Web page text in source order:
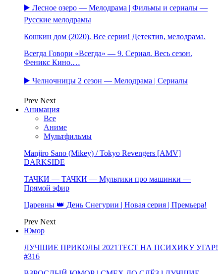
▶️ Лесное озеро — Мелодрама | Фильмы и сериалы —
Русские мелодрамы
Кошкин дом (2020). Все серии! Детектив, мелодрама.
Всегда Говори «Всегда» — 9. Сериал. Весь сезон.
Феникс Кино.…
▶️ Челночницы 2 сезон — Мелодрама | Сериалы
Prev Next
Анимация
Все
Аниме
Мультфильмы
Manjiro Sano (Mikey) / Tokyo Revengers [AMV]
DARKSIDE
ТАЧКИ — ТАЧКИ — Мультики про машинки —
Прямой эфир
Царевны 👑 День Снегурии | Новая серия | Премьера!
Prev Next
Юмор
ЛУЧШИЕ ПРИКОЛЫ 2021ТЕСТ НА ПСИХИКУ УГАР!
#316